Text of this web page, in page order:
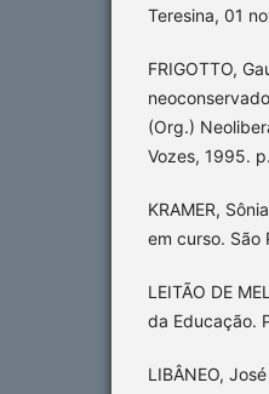
Teresina, 01
FRIGOTTO,
(Org.)
Vozes, 1995.
KRAMER,
em curso. São
LEITÃO DE
da Educação.
LIBÂNEO,